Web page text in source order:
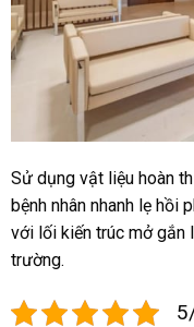
Sử dụng vật liệu hoàn
bệnh nhân nhanh lẹ hồi
với lối kiến trúc mở gắn
trường.